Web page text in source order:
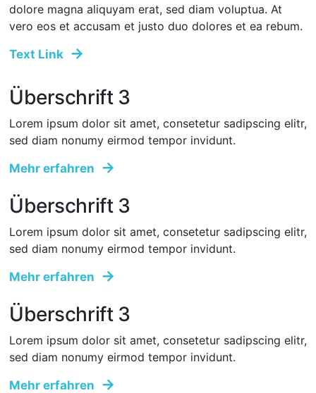
dolore magna aliquyam erat, sed diam voluptua. At
vero eos et accusam et justo duo dolores et ea rebum.
Text Link
Überschrift 3
Lorem ipsum dolor sit amet, consetetur sadipscing elitr,
sed diam nonumy eirmod tempor invidunt.
Mehr erfahren
Überschrift 3
Lorem ipsum dolor sit amet, consetetur sadipscing elitr,
sed diam nonumy eirmod tempor invidunt.
Mehr erfahren
Überschrift 3
Lorem ipsum dolor sit amet, consetetur sadipscing elitr,
sed diam nonumy eirmod tempor invidunt.
Mehr erfahren